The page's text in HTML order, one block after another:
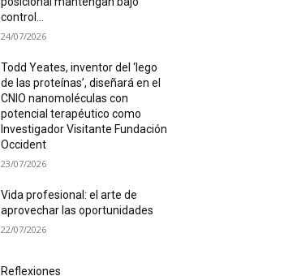
control...
24/07/2026
Todd Yeates, inventor del ‘lego
de las proteínas’, diseñará en el
CNIO nanomoléculas con
potencial terapéutico como
Investigador Visitante Fundación
Occident
23/07/2026
Vida profesional: el arte de
aprovechar las oportunidades
22/07/2026
Reflexiones